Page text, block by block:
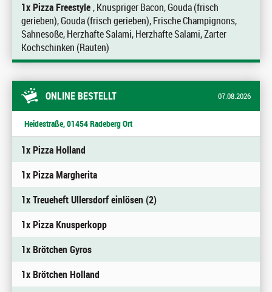
1x Pizza Freestyle, Knuspriger Bacon, Gouda (frisch
gerieben), Gouda (frisch gerieben), Frische Champignons,
Sahnesoße, Herzhafte Salami, Herzhafte Salami, Zarter
Kochschinken (Rauten)
ONLINE BESTELLT 07.08.2026
Heidestraße, 01454 Radeberg Ort
1x Pizza Holland
1x Pizza Margherita
1x Treueheft Ullersdorf einlösen (2)
1x Pizza Knusperkopp
1x Brötchen Gyros
1x Brötchen Holland